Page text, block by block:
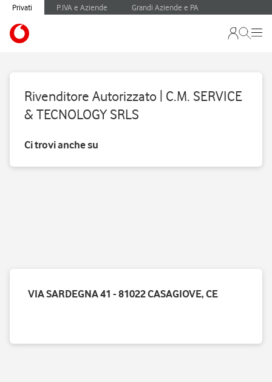
Privati P.IVA e Aziende Grandi Aziende e PA
Rivenditore Autorizzato | C.M. SERVICE
& TECNOLOGY SRLS
Ci trovi anche su
VIA SARDEGNA 41 - 81022 CASAGIOVE, CE